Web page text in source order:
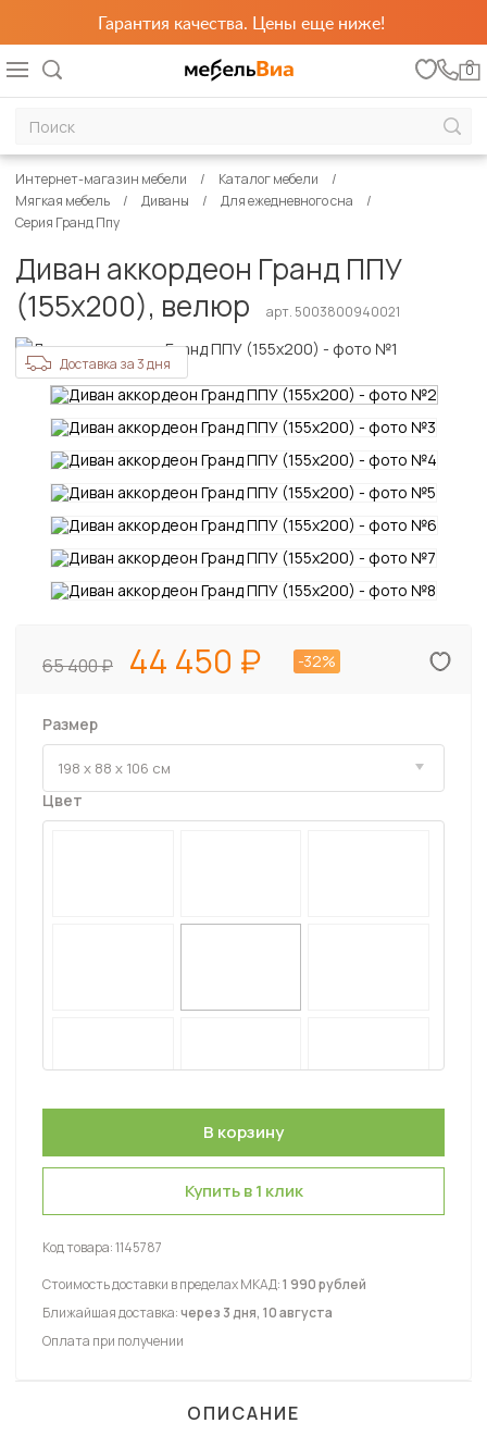
Гарантия качества. Цены еще ниже!
0
Интернет-магазин мебели
Каталог мебели
Мягкая мебель
Диваны
Для ежедневного сна
Серия Гранд Ппу
Диван аккордеон Гранд ППУ
(155х200), велюр
арт. 5003800940021
Доставка за 3 дня
65 400 44 450 -32%
Размер
Цвет
Купить в 1 клик
Код товара:1145787
Стоимость доставки в пределах МКАД:1 990 рублей
Ближайшая доставка:через 3 дня, 10 августа
Оплата при получении
ОПИСАНИЕ